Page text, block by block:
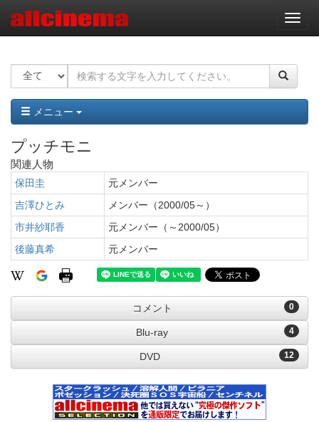
ナ
ビ
ー
ョ
ン
メニュー
プッチモニ
関連人物
保田圭
元メンバー
吉澤ひとみ
メンバー（2000/05～）
市井紗耶香
元メンバー（～2000/05）
後藤真希
元メンバー
0
コメント
4
Blu-ray
12
DVD